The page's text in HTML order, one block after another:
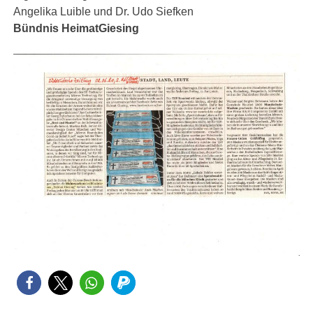
Angelika Luible und Dr. Udo Siefken
Bündnis HeimatGiesing